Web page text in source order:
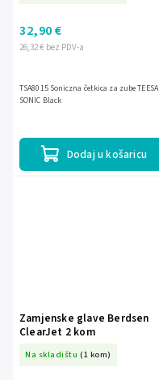
26,32 € bez PDV-a
32,90 €
Dodaj u košaricu
TSA8015 Soniczna četkica za zube TEESA
SONIC Black
Zamjenske glave Berdsen
ClearJet 2 kom
Na skladištu (1 kom)